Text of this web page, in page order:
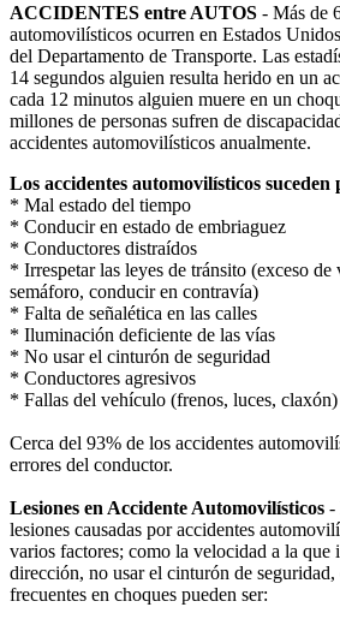
ACCIDENTES entre AUTOS - Más de
automovilísticos ocurren en Estados
del Departamento de Transporte. Las
14 segundos alguien resulta herido en un
cada 12 minutos alguien muere en un
millones de personas sufren de
accidentes automovilísticos anualmente.
Los accidentes automovilísticos
* Mal estado del tiempo
* Conducir en estado de embriaguez
* Conductores distraídos
* Irrespetar las leyes de tránsito (exceso
semáforo, conducir en contravía)
* Falta de señalética en las calles
* Iluminación deficiente de las vías
* No usar el cinturón de seguridad
* Conductores agresivos
* Fallas del vehículo (frenos, luces, claxón)
Cerca del 93% de los accidentes
errores del conductor.
Lesiones en Accidente Automovilísticos -
lesiones causadas por accidentes
varios factores; como la velocidad a la que
dirección, no usar el cinturón de seguridad,
frecuentes en choques pueden ser: